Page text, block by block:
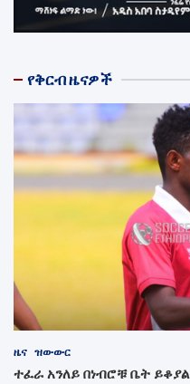
የቅርብ ዜናዎች
ዜና ዝውውር
ተፈራ አንለይ በነብሮቹ ቤት ይቆያል